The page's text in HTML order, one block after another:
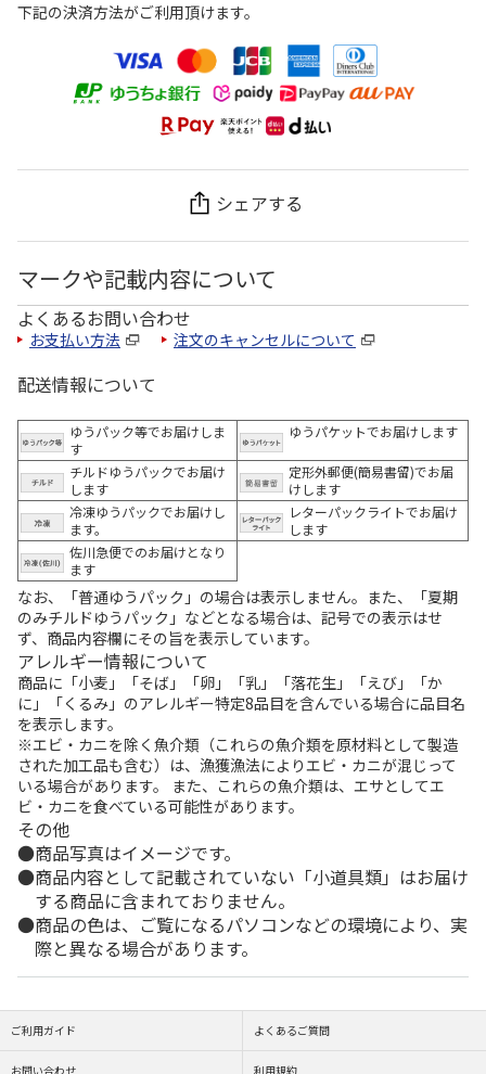
下記の決済方法がご利用頂けます。
シェアする
マークや記載内容について
よくあるお問い合わせ
お支払い方法 注文のキャンセルについて
配送情報について
ゆうパック等でお届けしま
す
ゆうパケットでお届けします
チルドゆうパックでお届け
します
定形外郵便(簡易書留)でお届
けします
冷凍ゆうパックでお届けし
ます。
レターパックライトでお届け
します
佐川急便でのお届けとなり
ます
なお、「普通ゆうパック」の場合は表示しません。また、「夏期
のみチルドゆうパック」などとなる場合は、記号での表示はせ
ず、商品内容欄にその旨を表示しています。
アレルギー情報について
商品に「小麦」「そば」「卵」「乳」「落花生」「えび」「か
に」「くるみ」のアレルギー特定8品目を含んでいる場合に品目名
を表示します。
※エビ・カニを除く魚介類（これらの魚介類を原材料として製造
された加工品も含む）は、漁獲漁法によりエビ・カニが混じって
いる場合があります。 また、これらの魚介類は、エサとしてエ
ビ・カニを食べている可能性があります。
その他
商品写真はイメージです。
商品内容として記載されていない「小道具類」はお届け
する商品に含まれておりません。
商品の色は、ご覧になるパソコンなどの環境により、実
際と異なる場合があります。
ご利用ガイド よくあるご質問
お問い合わせ 利用規約